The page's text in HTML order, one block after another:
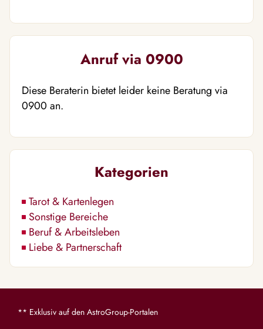
Anruf via 0900
Diese Beraterin bietet leider keine Beratung via
0900 an.
Kategorien
Tarot & Kartenlegen
Sonstige Bereiche
Beruf & Arbeitsleben
Liebe & Partnerschaft
** Exklusiv auf den AstroGroup-Portalen